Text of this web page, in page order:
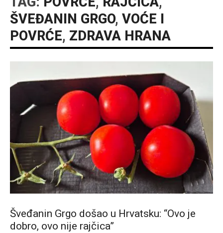
ŠVEĐANIN GRGO, VOĆE I
POVRĆE, ZDRAVA HRANA
Šveđanin Grgo došao u Hrvatsku: “Ovo je
dobro, ovo nije rajčica”